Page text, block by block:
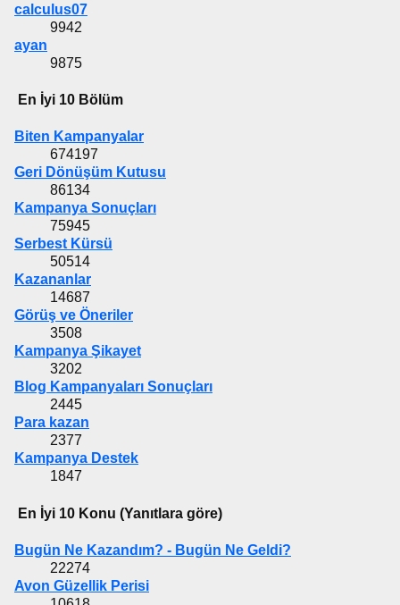
calculus07
9942
ayan
9875
En İyi 10 Bölüm
Biten Kampanyalar
674197
Geri Dönüşüm Kutusu
86134
Kampanya Sonuçları
75945
Serbest Kürsü
50514
Kazananlar
14687
Görüş ve Öneriler
3508
Kampanya Şikayet
3202
Blog Kampanyaları Sonuçları
2445
Para kazan
2377
Kampanya Destek
1847
En İyi 10 Konu (Yanıtlara göre)
Bugün Ne Kazandım? - Bugün Ne Geldi?
22274
Avon Güzellik Perisi